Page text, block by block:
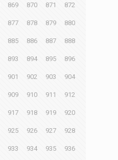
869 870 871 872
877 878 879 880
885 886 887 888
893 894 895 896
901 902 903 904
909 910 911 912
917 918 919 920
925 926 927 928
933 934 935 936